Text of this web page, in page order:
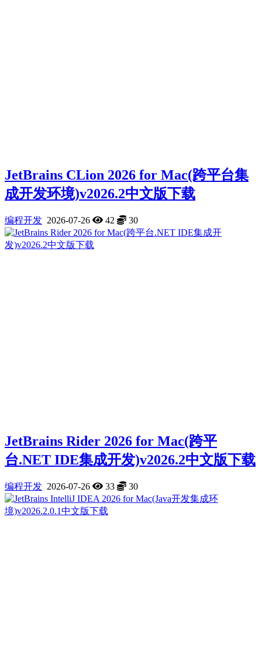
JetBrains CLion 2026 for Mac(跨平台集
成开发环境)v2026.2中文版下载
编程开发 2026-07-26 42 30
JetBrains Rider 2026 for Mac(跨平
台.NET IDE集成开发)v2026.2中文版下载
编程开发 2026-07-26 33 30